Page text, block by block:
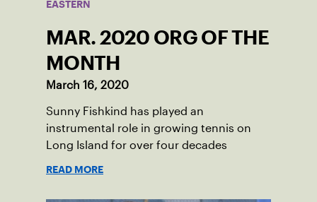
EASTERN
MAR. 2020 ORG OF THE
MONTH
March 16, 2020
Sunny Fishkind has played an
instrumental role in growing tennis on
Long Island for over four decades
READ MORE